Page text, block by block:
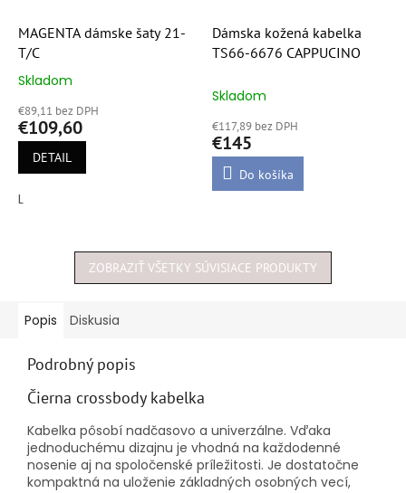
MAGENTA dámske šaty 21-
T/C
Priemerné
produktu
je
5,0
hviezdičiek.
Skladom
€89,11 bez DPH
€109,60
DETAIL
L
Dámska kožená kabelka
TS66-6676 CAPPUCINO
Skladom
€117,89 bez DPH
€145
Do košíka
ZOBRAZIŤ VŠETKY SÚVISIACE PRODUKTY
Popis Diskusia
Podrobný popis
Čierna crossbody kabelka
Kabelka pôsobí nadčasovo a univerzálne. Vďaka
jednoduchému dizajnu je vhodná na každodenné
nosenie aj na spoločenské príležitosti. Je dostatočne
kompaktná na uloženie základných osobných vecí,